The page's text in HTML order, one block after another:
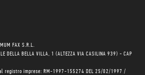
FAX S.R.L.
DELLA BELLA VILLA, 1 (ALTEZZA VIA CASILINA 939) - CAP
registro imprese: RM-1997-155274 DEL 25/02/1997 /